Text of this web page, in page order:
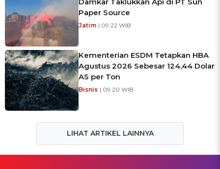
Paper Source
Jatim | 09:22 WIB
Kementerian ESDM Tetapkan HBA
Agustus 2026 Sebesar 124,44 Dolar
AS per Ton
Bisnis | 09:20 WIB
LIHAT ARTIKEL LAINNYA